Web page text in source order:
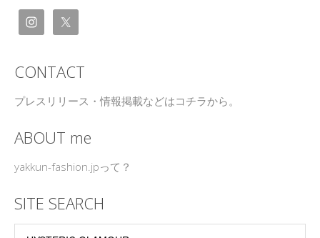
CONTACT
プレスリリース・情報掲載などはコチラから。
ABOUT me
yakkun-fashion.jpって？
SITE SEARCH